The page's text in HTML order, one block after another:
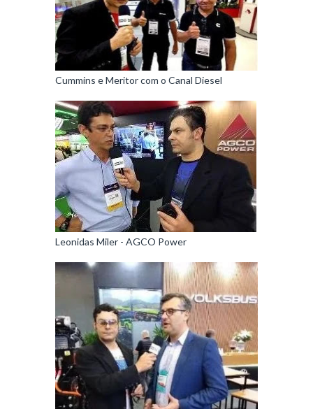
Cummins e Meritor com o Canal Diesel
Leonidas Miler - AGCO Power